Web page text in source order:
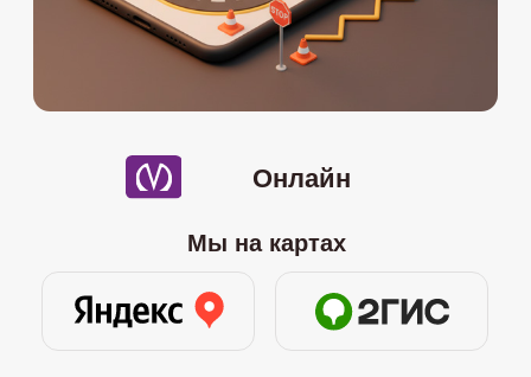
10.05
-онлайн (вторник и четверг)
-онлайн (вторник и четверг)
10:00-12:30
Даты старта групп и их
расписание